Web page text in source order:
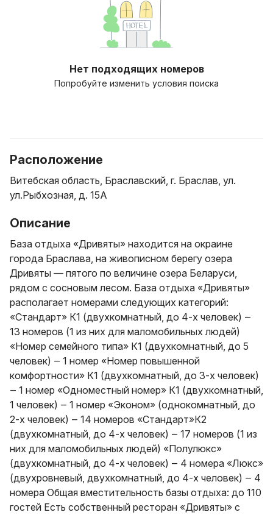
Нет подходящих номеров
Попробуйте изменить условия поиска
Расположение
Витебская область, Браславский, г. Браслав, ул.
ул.Рыбхозная, д. 15А
Описание
База отдыха «Дривяты» находится на окраине
города Браслава, на живописном берегу озера
Дривяты — пятого по величине озера Беларуси,
рядом с сосновым лесом. База отдыха «Дривяты»
располагает номерами следующих категорий:
«Стандарт» К1 (двухкомнатный, до 4-х человек) ‒
13 номеров (1 из них для маломобильных людей)
«Номер семейного типа» К1 (двухкомнатный, до 5
человек) ‒ 1 номер «Номер повышенной
комфортности» К1 (двухкомнатный, до 3-х человек)
‒ 1 номер «Одноместный номер» К1 (двухкомнатный,
1 человек) ‒ 1 номер «Эконом» (однокомнатный, до
2-х человек) ‒ 14 номеров «Стандарт»К2
(двухкомнатный, до 4-х человек) ‒ 17 номеров (1 из
них для маломобильных людей) «Полулюкс»
(двухкомнатный, до 4-х человек) ‒ 4 номера «Люкс»
(двухровневый, двухкомнатный, до 4-х человек) ‒ 4
номера Общая вместительность базы отдыха: до 110
гостей Есть собственный ресторан «Дривяты» с